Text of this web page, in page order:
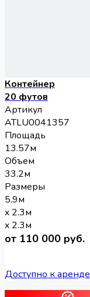
Контейнер
20 футов
Артикул
ATLU0041357
Площадь
13.57м
Объем
33.2м
Размеры
5.9м
x 2.3м
x 2.3м
от 110 000 руб.
Доступно к аренде